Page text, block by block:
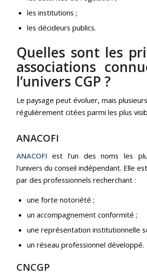
les institutions ;
les décideurs publics.
Quelles sont les
associations
l’univers CGP ?
Le paysage peut évoluer, mais
régulièrement citées parmi les plus
ANACOFI
ANACOFI est l’un des noms les
l’univers du conseil indépendant. Elle
par des professionnels recherchant :
une forte notoriété ;
un accompagnement conformité ;
une représentation institutionnelle
un réseau professionnel développé.
CNCGP